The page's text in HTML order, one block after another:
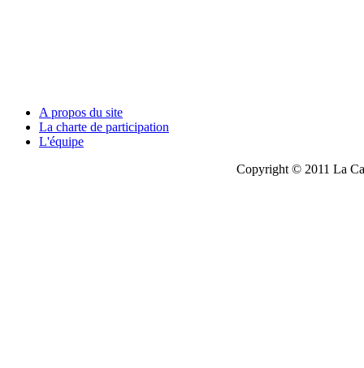
A propos du site
La charte de participation
L'équipe
Copyright © 2011 La